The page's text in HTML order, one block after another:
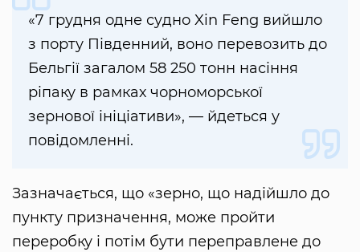
«7 грудня одне судно Xin Feng вийшло
з порту Південний, воно перевозить до
Бельгії загалом 58 250 тонн насіння
ріпаку в рамках чорноморської
зернової ініціативи», — йдеться у
повідомленні.
Зазначається, що «зерно, що надійшло до
пункту призначення, може пройти
переробку і потім бути переправлене до